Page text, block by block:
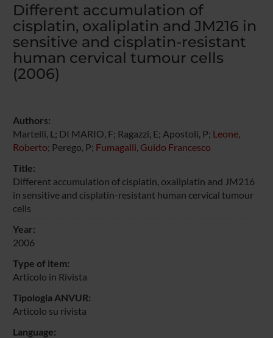
Different accumulation of
cisplatin, oxaliplatin and JM216 in
sensitive and cisplatin-resistant
human cervical tumour cells
(2006)
Authors:
Martelli, L; DI MARIO, F; Ragazzi, E; Apostoli, P; Leone,
Roberto; Perego, P; Fumagalli, Guido Francesco
Title:
Different accumulation of cisplatin, oxaliplatin and JM216
in sensitive and cisplatin-resistant human cervical tumour
cells
Year:
2006
Type of item:
Articolo in Rivista
Tipologia ANVUR:
Articolo su rivista
Language: